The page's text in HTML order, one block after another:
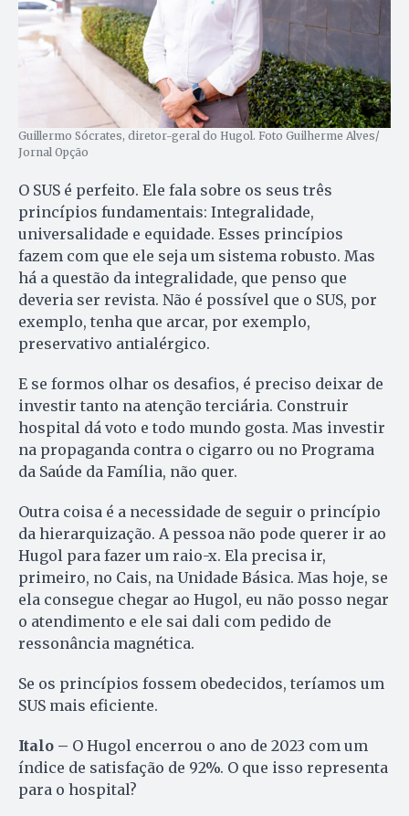
Guillermo Sócrates, diretor-geral do Hugol. Foto Guilherme Alves/
Jornal Opção
O SUS é perfeito. Ele fala sobre os seus três
princípios fundamentais: Integralidade,
universalidade e equidade. Esses princípios
fazem com que ele seja um sistema robusto. Mas
há a questão da integralidade, que penso que
deveria ser revista. Não é possível que o SUS, por
exemplo, tenha que arcar, por exemplo,
preservativo antialérgico.
E se formos olhar os desafios, é preciso deixar de
investir tanto na atenção terciária. Construir
hospital dá voto e todo mundo gosta. Mas investir
na propaganda contra o cigarro ou no Programa
da Saúde da Família, não quer.
Outra coisa é a necessidade de seguir o princípio
da hierarquização. A pessoa não pode querer ir ao
Hugol para fazer um raio-x. Ela precisa ir,
primeiro, no Cais, na Unidade Básica. Mas hoje, se
ela consegue chegar ao Hugol, eu não posso negar
o atendimento e ele sai dali com pedido de
ressonância magnética.
Se os princípios fossem obedecidos, teríamos um
SUS mais eficiente.
Italo – O Hugol encerrou o ano de 2023 com um
índice de satisfação de 92%. O que isso representa
para o hospital?